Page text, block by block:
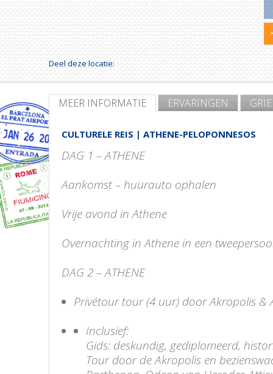
Deel deze locatie:
MEER INFORMATIE ERVARINGEN
CULTURELE REIS | ATHENE-PELOPONNESOS
DAG 1 – ATHENE
Aankomst – huurauto ophalen
Vrije avond in Athene
Overnachting in Athene in een
DAG 2 – ATHENE
Privétour tour (4 uur) door Akropolis &
Inclusief:
Gids: deskundig, gediplomeerd,
Tour door de Akropolis en